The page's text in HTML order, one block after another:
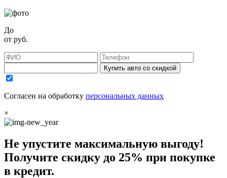
До
от руб.
Купить авто со скидкой
Согласен на обработку персональных данных
×
Не упустите максимальную выгоду!
Получите скидку до 25% при покупке
в кредит.